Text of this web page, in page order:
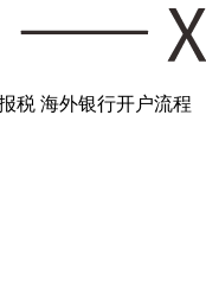
税 海外银行开户流程